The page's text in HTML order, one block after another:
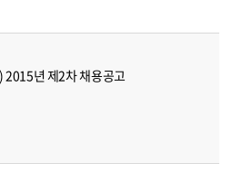
2015년 제2차 채용공고